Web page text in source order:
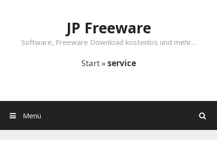
JP Freeware
Software, Freeware Download kostenlos und mehr...
Start»service
Suchen
Menü